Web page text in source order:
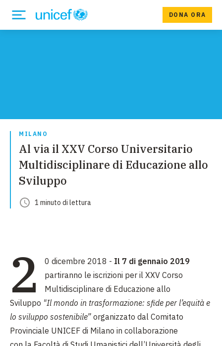
DONA ORA
MILANO
Al via il XXV Corso Universitario
Multidisciplinare di Educazione allo
Sviluppo
1 minuto di lettura
2 0 dicembre 2018 - Il 7 di gennaio 2019
partiranno le iscrizioni per il XXV Corso
Multidisciplinare di Educazione allo
Sviluppo "Il mondo in trasformazione: sfide per l’equità e
lo sviluppo sostenibile” organizzato dal Comitato
Provinciale UNICEF di Milano in collaborazione